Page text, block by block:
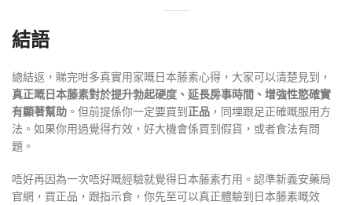
結語
總結返，睇完咁多真實用家嘅日本藤素心得，大家可以清楚見到，
真正嘅日本藤素對於提升勃起硬度、延長房事時間、增強性慾確實
有顯著幫助 。但前提係你一定要買到正品 ，同埋跟足正確嘅服用方
法。如果你用過覺得冇效，好大機會係買到假貨，或者食法有問
題。
唔好再因為一次唔好嘅經驗就覺得日本藤素冇用。認準新義安藥局
官網，買正品，跟指示食，你先至可以真正體驗到日本藤素嘅效